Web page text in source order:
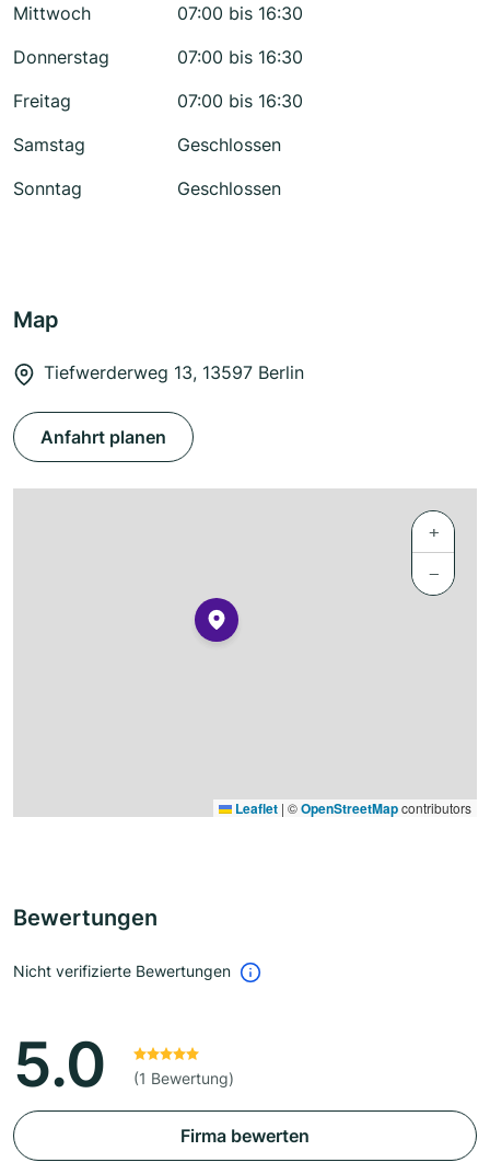
Mittwoch
07:00 bis 16:30
Donnerstag
07:00 bis 16:30
Freitag
07:00 bis 16:30
Samstag
Geschlossen
Sonntag
Geschlossen
Map
Tiefwerderweg 13, 13597 Berlin
Anfahrt planen
+
−
Leaflet | ©OpenStreetMapcontributors
Bewertungen
Nicht verifizierte Bewertungen
5.0 (1 Bewertung)
Firma bewerten